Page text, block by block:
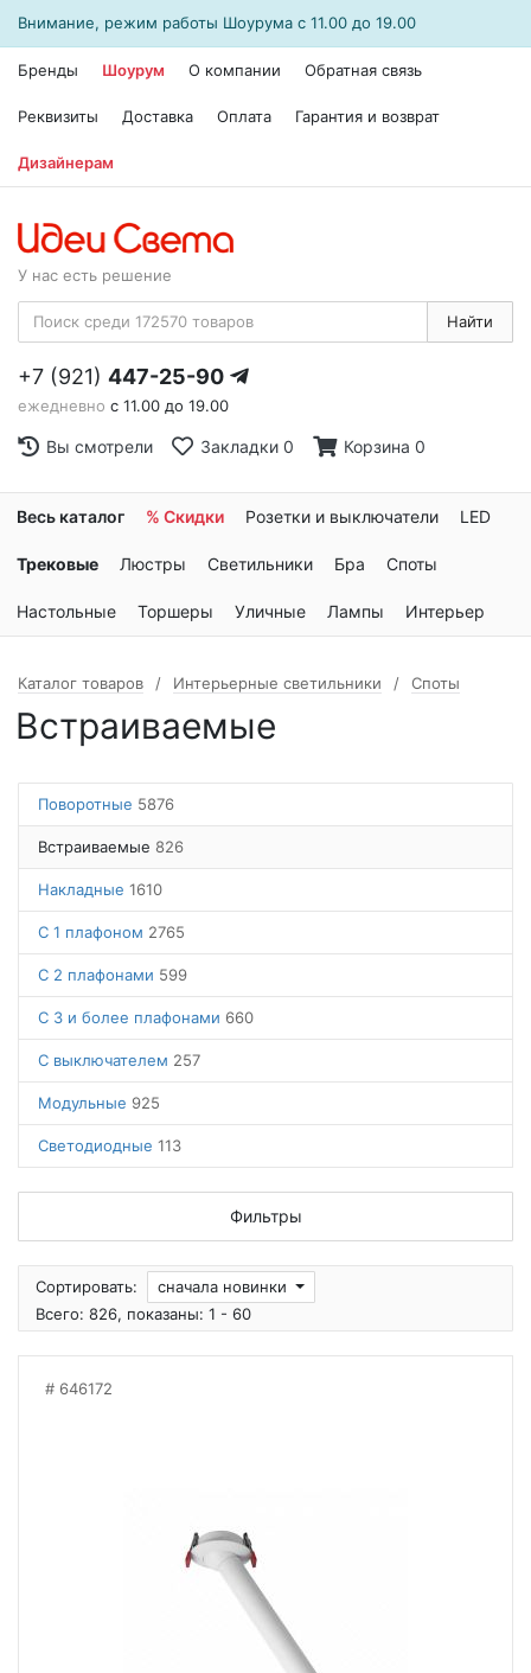
Внимание, режим работы Шоурума с 11.00 до 19.00
Бренды Шоурум О компании Обратная связь
Реквизиты Доставка Оплата Гарантия и возврат
Дизайнерам
У нас есть решение
Найти
+7 (921) 447-25-90
ежедневно с 11.00 до 19.00
Вы смотрели Закладки 0 Корзина 0
Весь каталог % Скидки Розетки и выключатели LED
Трековые Люстры Светильники Бра Споты
Настольные Торшеры Уличные Лампы Интерьер
Каталог товаров Интерьерные светильники Споты
Встраиваемые
Поворотные 5876
Встраиваемые 826
Накладные 1610
С 1 плафоном 2765
С 2 плафонами 599
С 3 и более плафонами 660
С выключателем 257
Модульные 925
Светодиодные 113
Фильтры
Сортировать:
сначала новинки
Всего: 826, показаны: 1 - 60
646172